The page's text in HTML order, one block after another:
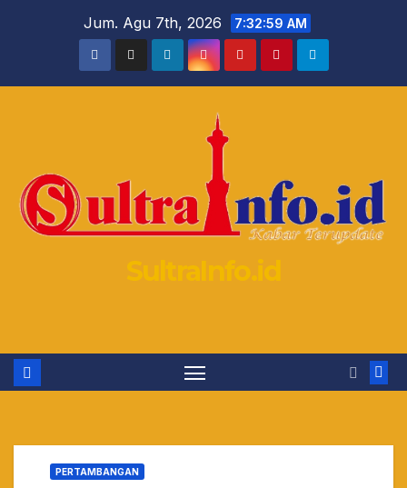
Jum. Agu 7th, 2026 7:33:01 AM
SultraInfo.id
PERTAMBANGAN